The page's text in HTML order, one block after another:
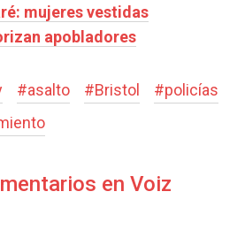
mujeres vestidas
apobladores
#asalto #Bristol #policías
en Voiz